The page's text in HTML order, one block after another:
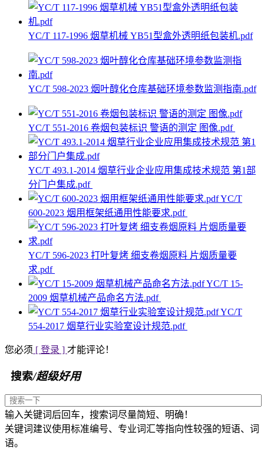
YC/T 117-1996 烟草机械 YB51型盒外透明纸包装机.pdf
YC/T 598-2023 烟叶醇化仓库基础环境参数监测指南.pdf
YC/T 551-2016 卷烟包装标识 警语的测定 图像.pdf
YC/T 493.1-2014 烟草行业企业应用集成技术规范 第1部
分门户集成.pdf
YC/T
600-2023 烟用框架纸通用性能要求.pdf
YC/T 596-2023 打叶复烤 细支卷烟原料 片烟质量要
求.pdf
YC/T 15-
2009 烟草机械产品命名方法.pdf
YC/T
554-2017 烟草行业实验室设计规范.pdf
您必须 [ 登录 ] 才能评论！
搜索/超级好用
输入关键词后回车，搜索词尽量简短、明确！
关键词建议使用标准编号、专业词汇等指向性较强的短语、词
语。